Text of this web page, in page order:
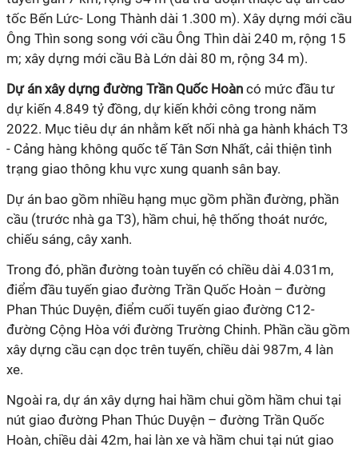
tốc Bến Lức- Long Thành dài 1.300 m). Xây dựng mới cầu
Ông Thìn song song với cầu Ông Thìn dài 240 m, rộng 15
m; xây dựng mới cầu Bà Lớn dài 80 m, rộng 34 m).
Dự án xây dựng đường Trần Quốc Hoàn có mức đầu tư
dự kiến 4.849 tỷ đồng, dự kiến khởi công trong năm
2022. Mục tiêu dự án nhằm kết nối nhà ga hành khách T3
- Cảng hàng không quốc tế Tân Sơn Nhất, cải thiện tình
trạng giao thông khu vực xung quanh sân bay.
Dự án bao gồm nhiều hạng mục gồm phần đường, phần
cầu (trước nhà ga T3), hầm chui, hệ thống thoát nước,
chiếu sáng, cây xanh.
Trong đó, phần đường toàn tuyến có chiều dài 4.031m,
điểm đầu tuyến giao đường Trần Quốc Hoàn – đường
Phan Thúc Duyện, điểm cuối tuyến giao đường C12-
đường Cộng Hòa với đường Trường Chinh. Phần cầu gồm
xây dựng cầu cạn dọc trên tuyến, chiều dài 987m, 4 làn
xe.
Ngoài ra, dự án xây dựng hai hầm chui gồm hầm chui tại
nút giao đường Phan Thúc Duyện – đường Trần Quốc
Hoàn, chiều dài 42m, hai làn xe và hầm chui tại nút giao